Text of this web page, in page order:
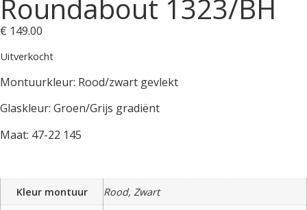
Roundabout 1323/BH
€ 149.00
Uitverkocht
Montuurkleur: Rood/zwart gevlekt
Glaskleur: Groen/Grijs gradiënt
Maat: 47-22 145
Kleur montuur
Rood, Zwart